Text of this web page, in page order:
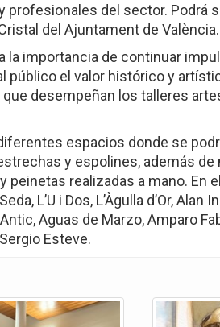
del sector. Podrá
del Ajuntament de València.
la importancia de continuar
público el valor histórico y
desempeñan los talleres
espacios donde se
y espolines, además de
peinetas realizadas a mano. En
L’U i Dos, L’Àgulla d’Or,
Aguas de Marzo, Amparo
Esteve.